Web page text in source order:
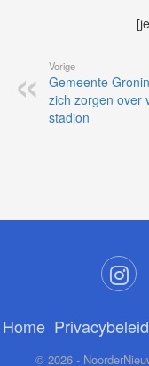
Vorige
Gemeente
zich zorgen over
stadion
Home Privacybeleid
© 2026 -